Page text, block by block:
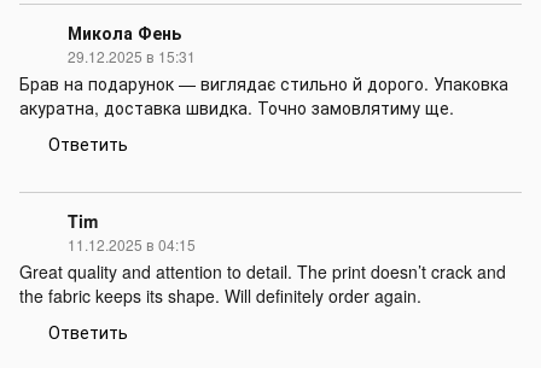
Микола Фень
29.12.2025 в 15:31
Брав на подарунок — виглядає стильно й дорого. Упаковка
акуратна, доставка швидка. Точно замовлятиму ще.
Ответить
Tim
11.12.2025 в 04:15
Great quality and attention to detail. The print doesn’t crack and
the fabric keeps its shape. Will definitely order again.
Ответить